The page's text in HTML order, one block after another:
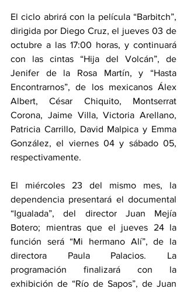
El ciclo abrirá con la película “Barbitch”,
dirigida por Diego Cruz, el jueves 03 de
octubre a las 17:00 horas, y continuará
con las cintas “Hija del Volcán”, de
Jenifer de la Rosa Martín, y “Hasta
Encontrarnos”, de los mexicanos Álex
Albert, César Chiquito, Montserrat
Corona, Jaime Villa, Victoria Arellano,
Patricia Carrillo, David Malpica y Emma
González, el viernes 04 y sábado 05,
respectivamente.
El miércoles 23 del mismo mes, la
dependencia presentará el documental
“Igualada”, del director Juan Mejía
Botero; mientras que el jueves 24 la
función será “Mi hermano Alí”, de la
directora Paula Palacios. La
programación finalizará con la
exhibición de “Río de Sapos”, de Juan